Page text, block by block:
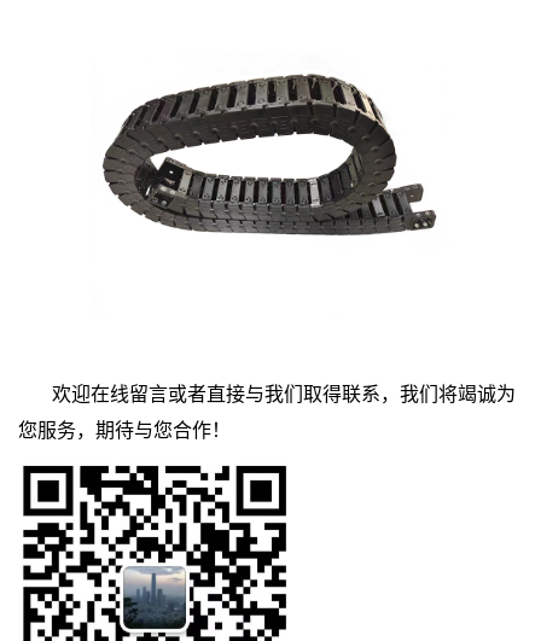
欢迎在线留言或者直接与我们取得联系，我们将竭诚为
您服务，期待与您合作！